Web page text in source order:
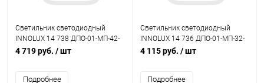
Светильник светодиодный
INNOLUX 14 738 ДПО-01-MП-42-
1200-5К-IP20
4 719 руб. / шт
Подробнее
Светильник светодиодный
INNOLUX 14 736 ДПО-01-MП-32-
1200-5К-IP20
4 115 руб. / шт
Подробнее